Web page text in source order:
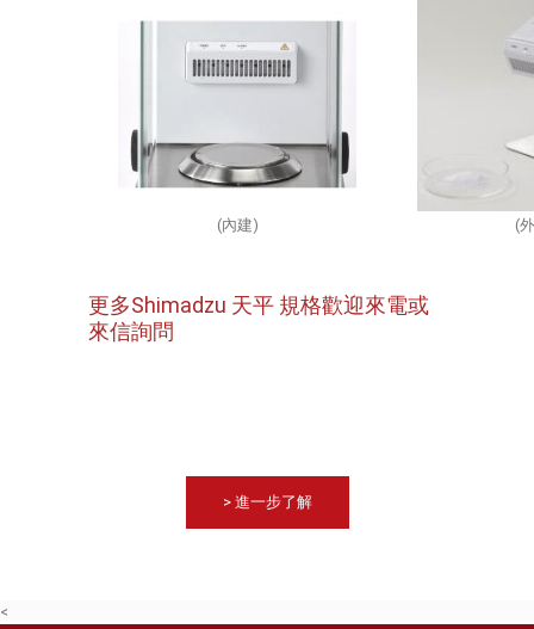
> 進一步了解
(內建) (
更多Shimadzu 天平 規格歡迎來電或
來信詢問
<